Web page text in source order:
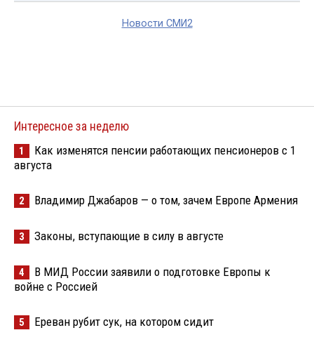
Новости СМИ2
Интересное за неделю
1
Как изменятся пенсии работающих пенсионеров с 1
августа
2 Владимир Джабаров — о том, зачем Европе Армения
3 Законы, вступающие в силу в августе
4
В МИД России заявили о подготовке Европы к
войне с Россией
5 Ереван рубит сук, на котором сидит